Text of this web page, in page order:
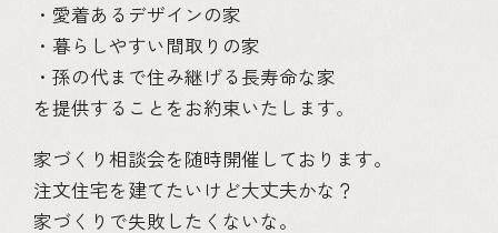
・愛着あるデザインの家
・暮らしやすい間取りの家
・孫の代まで住み継げる長寿命な家
を提供することをお約束いたします。
家づくり相談会を随時開催しております。
注文住宅を建てたいけど大丈夫かな？
家づくりで失敗したくないな。